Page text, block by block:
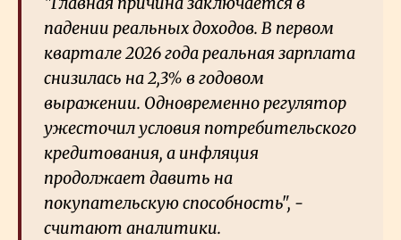
падении реальных доходов. В первом
квартале 2026 года реальная зарплата
снизилась на 2,3% в годовом
выражении. Одновременно регулятор
ужесточил условия потребительского
кредитования, а инфляция
продолжает давить на
покупательскую способность", -
считают аналитики.